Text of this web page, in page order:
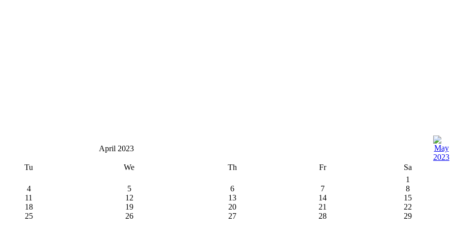
April 2023
Tu We Th Fr
Sa
1
4 5 6 7
8
11 12 13 14
15
18 19 20 21
22
25 26 27 28
29